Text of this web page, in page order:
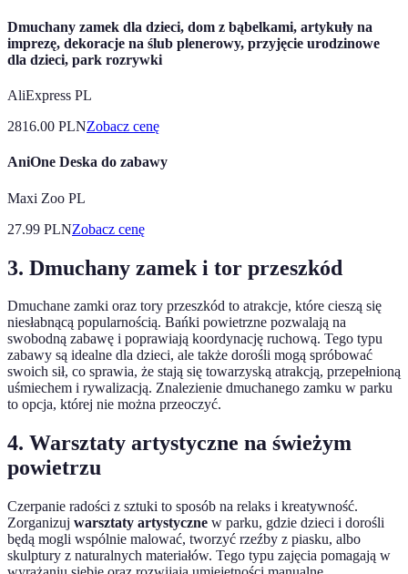
Dmuchany zamek dla dzieci, dom z bąbelkami, artykuły na
imprezę, dekoracje na ślub plenerowy, przyjęcie urodzinowe
dla dzieci, park rozrywki
AliExpress PL
2816.00 PLNZobacz cenę
AniOne Deska do zabawy
Maxi Zoo PL
27.99 PLNZobacz cenę
3. Dmuchany zamek i tor przeszkód
Dmuchane zamki oraz tory przeszkód to atrakcje, które cieszą się
niesłabnącą popularnością. Bańki powietrzne pozwalają na
swobodną zabawę i poprawiają koordynację ruchową. Tego typu
zabawy są idealne dla dzieci, ale także dorośli mogą spróbować
swoich sił, co sprawia, że stają się towarzyską atrakcją, przepełnioną
uśmiechem i rywalizacją. Znalezienie dmuchanego zamku w parku
to opcja, której nie można przeoczyć.
4. Warsztaty artystyczne na świeżym
powietrzu
Czerpanie radości z sztuki to sposób na relaks i kreatywność.
Zorganizuj warsztaty artystyczne w parku, gdzie dzieci i dorośli
będą mogli wspólnie malować, tworzyć rzeźby z piasku, albo
skulptury z naturalnych materiałów. Tego typu zajęcia pomagają w